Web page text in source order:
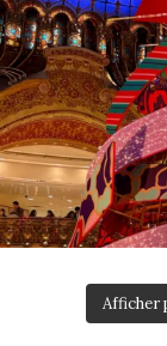
Afficher